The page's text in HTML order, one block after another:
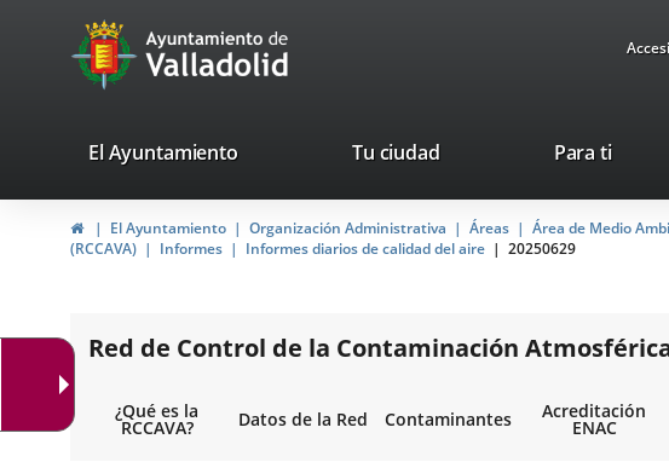
Portal
Web
Ayuntamiento
de
Valladolid
valladolid.es
El Ayuntamiento Tu ciudad Para ti
InicioEl Ayuntamiento Organización Administrativa Áreas Área de Medio
(RCCAVA)
Informes Informes diarios de calidad del aire 20250629
Red de Control de la Contaminación
¿Qué es la
RCCAVA? Datos de la Red Contaminantes Acreditación
ENAC